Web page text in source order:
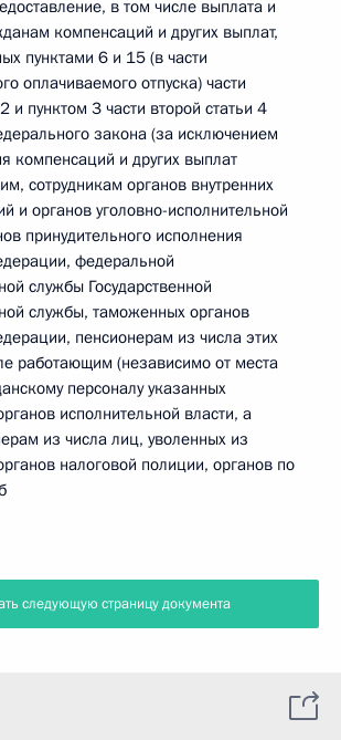
в том числе выплата и
компенсаций и других выплат,
пунктами 6 и 15 (в части
оплачиваемого отпуска) части
и пунктом 3 части второй статьи 4
закона (за исключением
компенсаций и других выплат
сотрудникам органов внутренних
и органов уголовно-исполнительной
принудительного исполнения
федеральной
службы Государственной
службы, таможенных органов
пенсионерам из числа этих
работающим (независимо от места
персоналу указанных
исполнительной власти, а
из числа лиц, уволенных из
налоговой полиции, органов по
следующую страницу документа